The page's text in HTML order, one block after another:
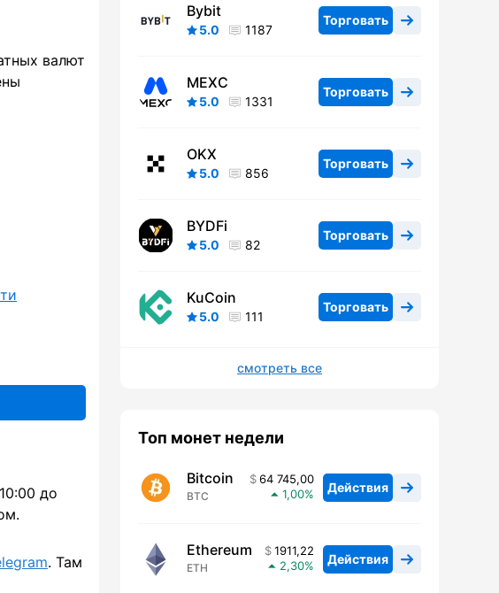
валют
до
. Там
Bybit
5.0 1187
Торговать
MEXC
5.0 1331
Торговать
OKX
5.0 856
Торговать
BYDFi
5.0 82
Торговать
KuCoin
5.0 111
Торговать
смотреть все
Топ монет недели
Bitcoin
BTC
64 745,00
1,00
Действия
Ethereum
ETH
1911,22
2,30
Действия